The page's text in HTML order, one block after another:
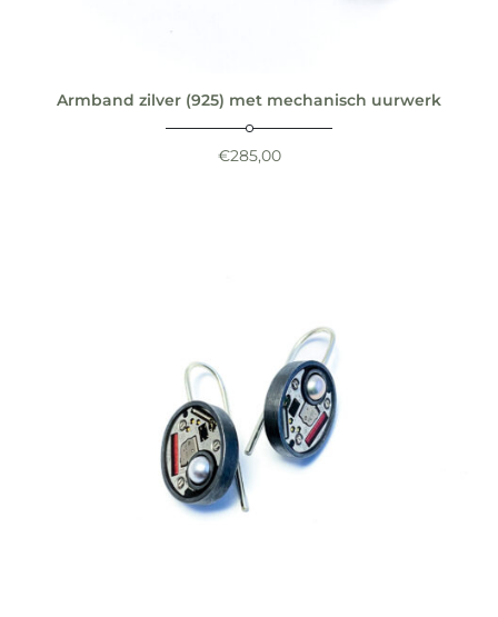
Armband zilver (925) met mechanisch uurwerk
€285,00